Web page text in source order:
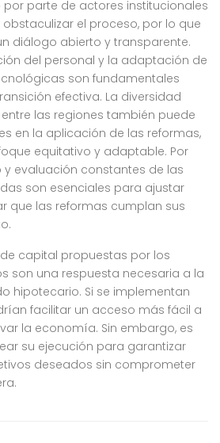
parte de actores institucionales
el proceso, por lo que
diálogo abierto y transparente.
del personal y la adaptación de
son fundamentales
efectiva. La diversidad
las regiones también puede
en la aplicación de las reformas,
equitativo y adaptable. Por
y evaluación constantes de las
son esenciales para ajustar
que las reformas cumplan sus
capital propuestas por los
son una respuesta necesaria a la
hipotecario. Si se implementan
facilitar un acceso más fácil a
la economía. Sin embargo, es
su ejecución para garantizar
deseados sin comprometer